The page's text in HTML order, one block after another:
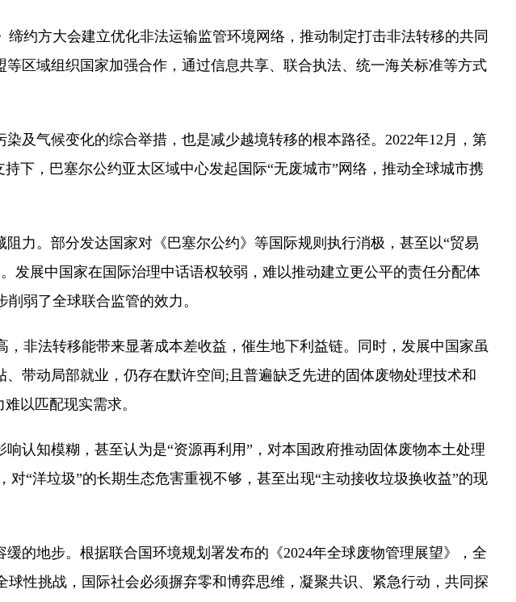
方大会建立优化非法运输监管环境网络，推动制定打击非法转移的共同
区域组织国家加强合作，通过信息共享、联合执法、统一海关标准等方式
气候变化的综合举措，也是减少越境转移的根本路径。2022年12月，第
下，巴塞尔公约亚太区域中心发起国际“无废城市”网络，推动全球城市携
。部分发达国家对《巴塞尔公约》等国际规则执行消极，甚至以“贸易
发展中国家在国际治理中话语权较弱，难以推动建立更公平的责任分配体
弱了全球联合监管的效力。
法转移能带来显著成本差收益，催生地下利益链。同时，发展中国家虽
带动局部就业，仍存在默许空间;且普遍缺乏先进的固体废物处理技术和
以匹配现实需求。
知模糊，甚至认为是“资源再利用”，对本国政府推动固体废物本土处理
“洋垃圾”的长期生态危害重视不够，甚至出现“主动接收垃圾换收益”的现
地步。根据联合国环境规划署发布的《2024年全球废物管理展望》，全
性挑战，国际社会必须摒弃零和博弈思维，凝聚共识、紧急行动，共同探